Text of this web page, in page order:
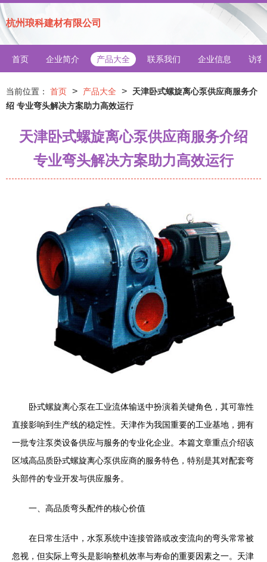
杭州琅科建材有限公司
首页 企业简介 产品大全 联系我们 企业信息 访客
当前位置： 首页 > 产品大全 >
天津卧式螺旋离心泵供应商服务介
绍 专业弯头解决方案助力高效运行
天津卧式螺旋离心泵供应商服务介绍
专业弯头解决方案助力高效运行
卧式螺旋离心泵在工业流体输送中扮演着关键角色，其可靠性
直接影响到生产线的稳定性。天津作为我国重要的工业基地，拥有
一批专注泵类设备供应与服务的专业化企业。本篇文章重点介绍该
区域高品质卧式螺旋离心泵供应商的服务特色，特别是其对配套弯
头部件的专业开发与供应服务。
一、高品质弯头配件的核心价值
在日常生活中，水泵系统中连接管路或改变流向的弯头常常被
忽视，但实际上弯头是影响整机效率与寿命的重要因素之一。天津